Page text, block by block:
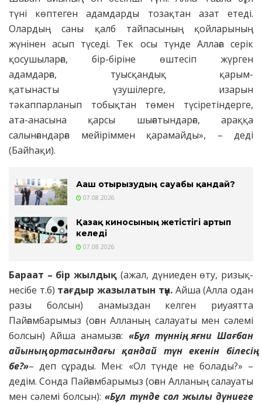
түні көптеген адамдарды тозақтан азат етеді.
Олардың саны қалб тайпасының қойларының
жүнінен асып түседі. Тек осы түнде Аллаға серік
қосушыларға, бір-біріне өштесіп жүрген
адамдарға, туысқандық қарым-
қатынасты үзушілерге, изарын
тәкаппарланып тобықтан төмен түсіретіндерге,
ата-анасына қарсы шығатындарға, араққа
салынғандарға мейіріммен қарамайды», – деді
(Байһақи).
Ағаш отырғызудың сауабы қандай?
07.08.2026
Қазақ киносының жетістігі артып
келеді
07.08.2026
Бараат – бір жылдық (ажал, дүниеден өту, ризық-
несібе т.б) тағдыр жазылатын түн. Айша (Алла одан
разы болсын) анамыздан келген риуаятта
Пайғамбарымыз (оған Алланың салауаты мен сәлемі
болсын) Айша анамызға: «Бұл түннің, яғни Шағбан
айының ортасындағы қандай түн екенін білесің
бе?»– деп сұрады. Мен: «Ол түнде не болады?» –
дедім. Сонда Пайғамбарымыз (оған Алланың салауаты
мен сәлемі болсын):«Бұл түнде сол жылы дүниеге